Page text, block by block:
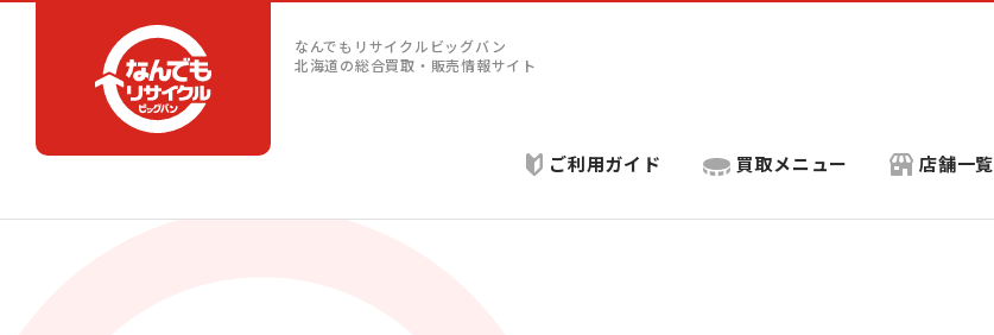
なんでもリサイクルビッグバン
北海道の総合買取・販売情報サイト
ご利用ガイド 買取メニュー 店舗一覧